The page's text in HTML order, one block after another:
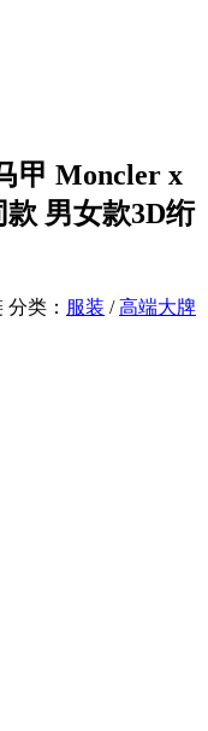
甲 Moncler x
男女款3D绗
分类： 服装 /高端大牌